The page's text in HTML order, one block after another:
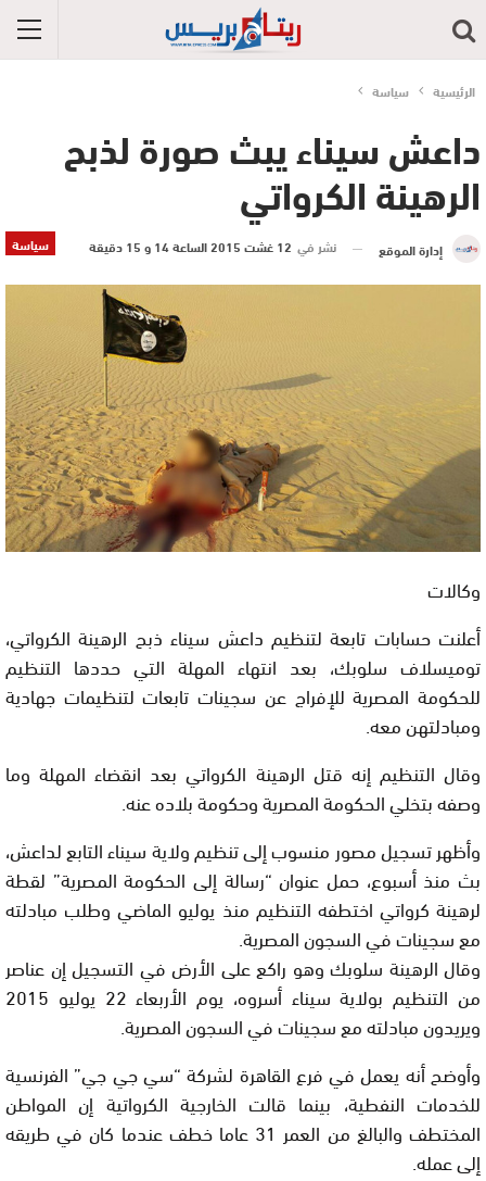
الرئيسية سياسة
داعش سيناء يبث صورة لذبح
الرهينة الكرواتي
سياسة إدارة الموقع نشر في 12 غشت 2015 الساعة 14 و 15 دقيقة
وكالات
أعلنت حسابات تابعة لتنظيم داعش سيناء ذبح الرهينة الكرواتي،
توميسلاف سلوبك، بعد انتهاء المهلة التي حددها التنظيم
للحكومة المصرية للإفراج عن سجينات تابعات لتنظيمات جهادية
ومبادلتهن معه.
وقال التنظيم إنه قتل الرهينة الكرواتي بعد انقضاء المهلة وما
وصفه بتخلي الحكومة المصرية وحكومة بلاده عنه.
وأظهر تسجيل مصور منسوب إلى تنظيم ولاية سيناء التابع لداعش،
بث منذ أسبوع، حمل عنوان “رسالة إلى الحكومة المصرية” لقطة
لرهينة كرواتي اختطفه التنظيم منذ يوليو الماضي وطلب مبادلته
مع سجينات في السجون المصرية.
وقال الرهينة سلوبك وهو راكع على الأرض في التسجيل إن عناصر
من التنظيم بولاية سيناء أسروه، يوم الأربعاء 22 يوليو 2015
ويريدون مبادلته مع سجينات في السجون المصرية.
وأوضح أنه يعمل في فرع القاهرة لشركة “سي جي جي” الفرنسية
للخدمات النفطية، بينما قالت الخارجية الكرواتية إن المواطن
المختطف والبالغ من العمر 31 عاما خطف عندما كان في طريقه
إلى عمله.